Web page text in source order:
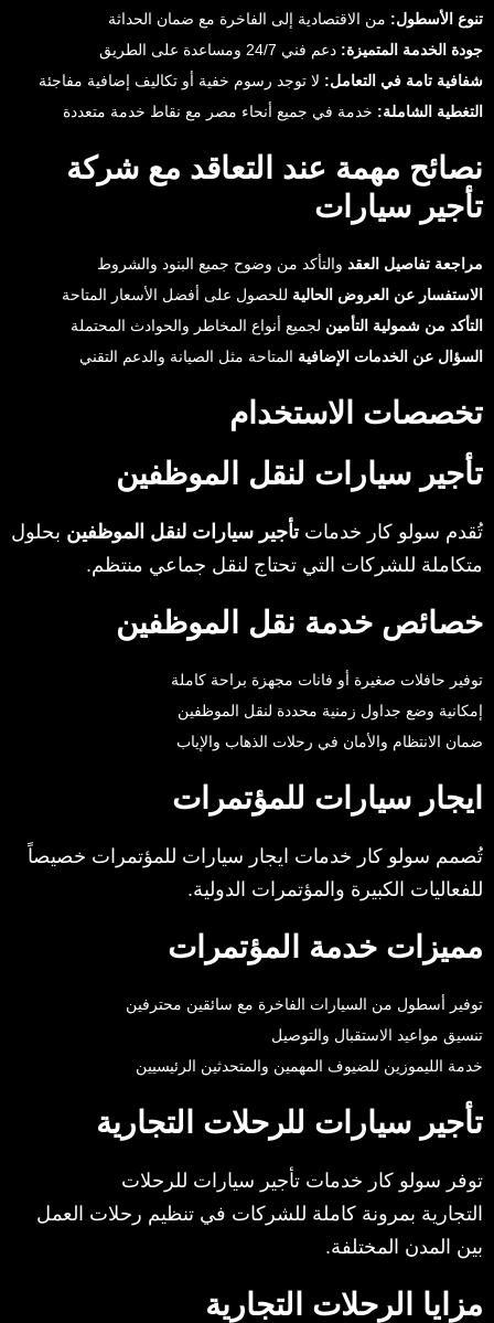
تنوع الأسطول: من الاقتصادية إلى الفاخرة مع ضمان الحداثة
جودة الخدمة المتميزة: دعم فني 24/7 ومساعدة على الطريق
شفافية تامة في التعامل: لا توجد رسوم خفية أو تكاليف إضافية مفاجئة
التغطية الشاملة: خدمة في جميع أنحاء مصر مع نقاط خدمة متعددة
نصائح مهمة عند التعاقد مع شركة
تأجير سيارات
مراجعة تفاصيل العقد والتأكد من وضوح جميع البنود والشروط
الاستفسار عن العروض الحالية للحصول على أفضل الأسعار المتاحة
التأكد من شمولية التأمين لجميع أنواع المخاطر والحوادث المحتملة
السؤال عن الخدمات الإضافية المتاحة مثل الصيانة والدعم التقني
تخصصات الاستخدام
تأجير سيارات لنقل الموظفين
تُقدم سولو كار خدماتتأجير سيارات لنقل الموظفين بحلول
متكاملة للشركات التي تحتاج لنقل جماعي منتظم.
خصائص خدمة نقل الموظفين
توفير حافلات صغيرة أو فانات مجهزة براحة كاملة
إمكانية وضع جداول زمنية محددة لنقل الموظفين
ضمان الانتظام والأمان في رحلات الذهاب والإياب
ايجار سيارات للمؤتمرات
تُصمم سولو كار خدمات ايجار سيارات للمؤتمرات خصيصاً
للفعاليات الكبيرة والمؤتمرات الدولية.
مميزات خدمة المؤتمرات
توفير أسطول من السيارات الفاخرة مع سائقين محترفين
تنسيق مواعيد الاستقبال والتوصيل
خدمة الليموزين للضيوف المهمين والمتحدثين الرئيسيين
تأجير سيارات للرحلات التجارية
توفر سولو كار خدمات تأجير سيارات للرحلات
التجارية بمرونة كاملة للشركات في تنظيم رحلات العمل
بين المدن المختلفة.
مزايا الرحلات التجارية